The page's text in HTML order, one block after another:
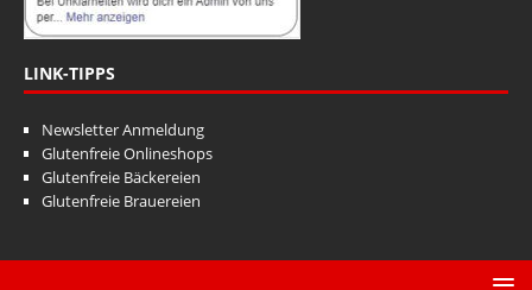
LINK-TIPPS
Newsletter Anmeldung
Glutenfreie Onlineshops
Glutenfreie Bäckereien
Glutenfreie Brauereien